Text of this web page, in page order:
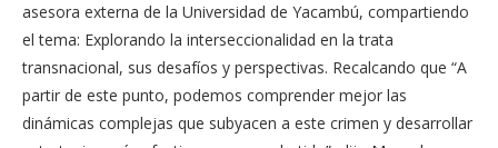
asesora externa de la Universidad de Yacambú, compartiendo
el tema: Explorando la interseccionalidad en la trata
transnacional, sus desafíos y perspectivas. Recalcando que “A
partir de este punto, podemos comprender mejor las
dinámicas complejas que subyacen a este crimen y desarrollar